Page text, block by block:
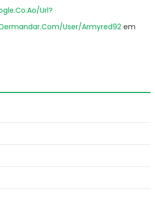
Url?
User/Armyred92em